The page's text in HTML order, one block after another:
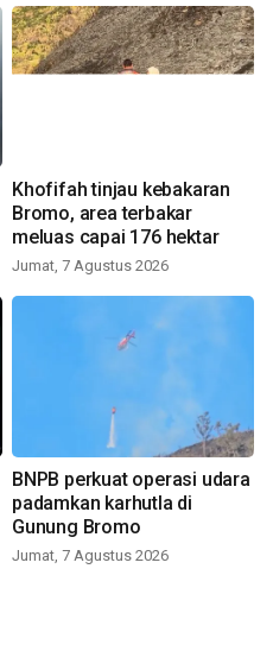
Khofifah tinjau kebakaran
Bromo, area terbakar
meluas capai 176 hektar
Jumat, 7 Agustus 2026
BNPB perkuat operasi udara
padamkan karhutla di
Gunung Bromo
Jumat, 7 Agustus 2026